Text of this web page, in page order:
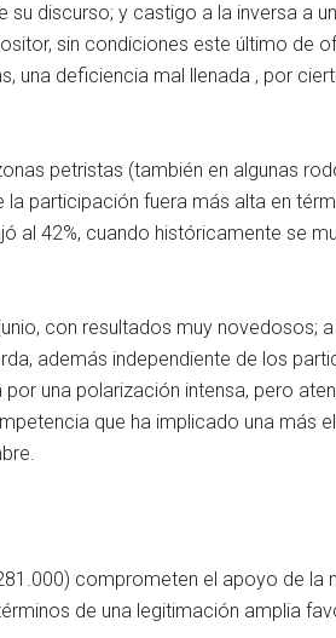
discurso; y castigo a la inversa a
sin condiciones este último de
una deficiencia mal llenada , por
petristas (también en algunas
participación fuera más alta en
al 42%, cuando históricamente se
con resultados muy novedosos;
además independiente de los
una polarización intensa, pero
que ha implicado una más
comprometen el apoyo de la
de una legitimación amplia